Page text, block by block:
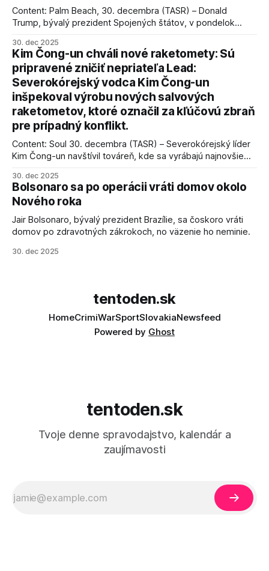
Content: Palm Beach, 30. decembra (TASR) – Donald
Trump, bývalý prezident Spojených štátov, v pondelok
kľúčové pre úspešné dosiahnutie prímeria v Gaze. Agentúra
AFP informuje, že Trump vyjadril presvedčenie, že Izrael plní
podmienky dohody o prí
30. dec 2025
Kim Čong-un chváli nové raketomety: Sú
pripravené zničiť nepriateľa Lead:
Severokórejský vodca Kim Čong-un
inšpekoval výrobu nových salvových
raketometov, ktoré označil za kľúčovú zbraň
pre prípadný konflikt.
Content: Soul 30. decembra (TASR) – Severokórejský líder
Kim Čong-un navštívil továreň, kde sa vyrábajú najnovšie
schopnosti. Informovali o tom štátne médiá KĽDR, na ktoré
sa odvoláva agentúra AFP.
30. dec 2025
Bolsonaro sa po operácii vráti domov okolo
Nového roka
Jair Bolsonaro, bývalý prezident Brazílie, sa čoskoro vráti
domov po zdravotných zákrokoch, no väzenie ho neminie.
30. dec 2025
tentoden.sk
HomeCrimiWarSportSlovakiaNewsfeed
Powered by Ghost
tentoden.sk
Tvoje denne spravodajstvo, kalendár a
zaujímavosti